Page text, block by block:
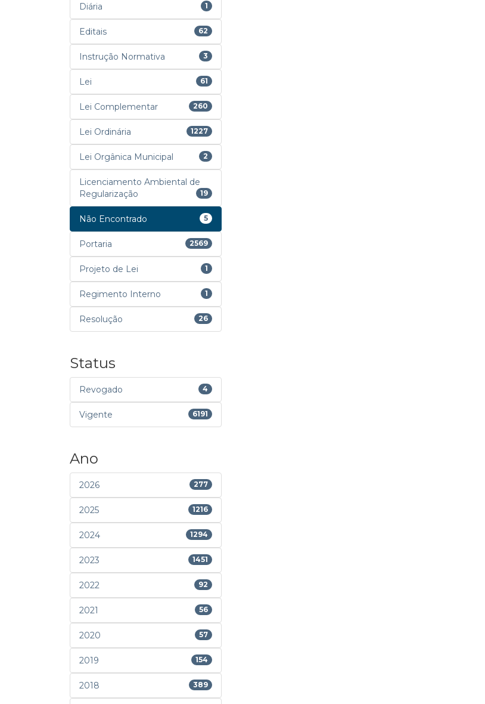
Diária 1
Editais 62
Instrução Normativa 3
Lei 61
Lei Complementar 260
Lei Ordinária 1227
Lei Orgânica Municipal 2
Licenciamento Ambiental de
Regularização
19
Não Encontrado 5
Portaria 2569
Projeto de Lei 1
Regimento Interno 1
Resolução 26
Status
Revogado 4
Vigente 6191
Ano
2026 277
2025 1216
2024 1294
2023 1451
2022 92
2021 56
2020 57
2019 154
2018 389